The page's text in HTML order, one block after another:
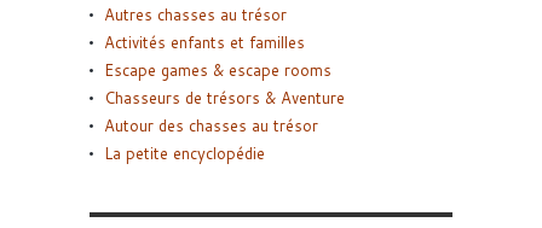
Autres chasses au trésor
Activités enfants et familles
Escape games & escape rooms
Chasseurs de trésors & Aventure
Autour des chasses au trésor
La petite encyclopédie